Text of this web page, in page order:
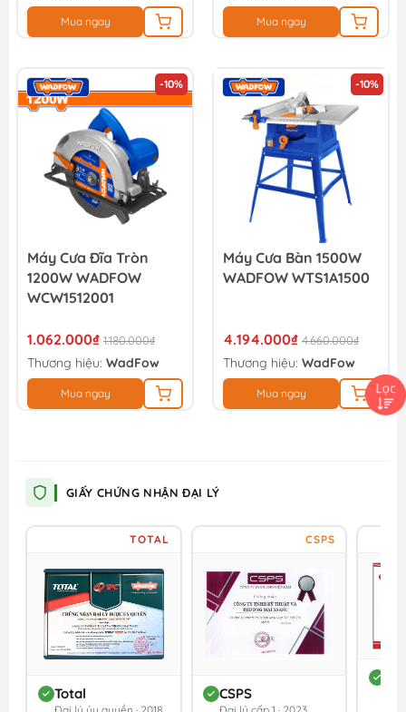
Mua ngay Mua ngay
-10%
Máy Cưa Đĩa Tròn
1200W WADFOW
WCW1512001
1.062.000₫ 1.180.000₫
Thương hiệu: WadFow
Mua ngay
-10%
Máy Cưa Bàn 1500W
WADFOW WTS1A1500
4.194.000₫ 4.660.000₫
Thương hiệu: WadFow
Mua ngay
GIẤY CHỨNG NHẬN ĐẠI LÝ
TOTAL
Total
Đại lý ủy quyền · 2018
CSPS
CSPS
Đại lý cấp 1 · 2023